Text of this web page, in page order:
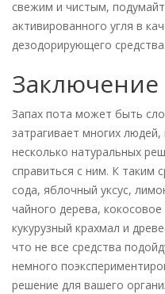
свежим и чистым,
активированного угля в
дезодорирующего средства.
Заключение
Запах пота может быть
затрагивает многих
несколько натуральных
справиться с ним. К таким
сода, яблочный уксус,
чайного дерева,
кукурузный крахмал и
что не все средства
немного
решение для вашего